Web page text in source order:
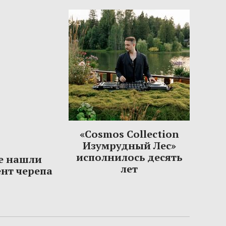
нашли
черепа
«Cosmos Collection
Изумрудный Лес»
исполнилось десять
лет